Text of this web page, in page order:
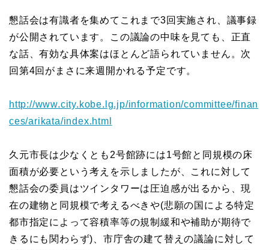
懇話会は有識者を集めてこれまで3回実施され、議事録
が公開されています。この議論の中味を見ても、正直
な話、有効な具体案はほとんど語られていません。次
回第4回がまさに来週開かれる予定です。
http://www.city.kobe.lg.jp/information/committee/finan
ces/arikata/index.html
久元市長は少なくとも2号館跡には1号館と同規模の床
面積が必要という考えを示しましたが、これに対して
懇話会の委員はツインタワーは圧迫感が出るから、現
在の建物と同規模で考えるべきや(悲願の国による特定
都市指定によって容積率等の規制緩和や補助が期待で
きるにも関わらず)、市庁舎の建て替えの議論に対して